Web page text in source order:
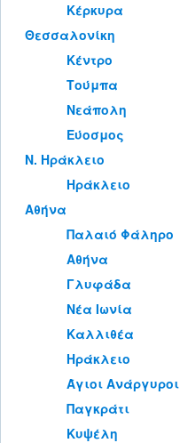
Κέρκυρα
Θεσσαλονίκη
Κέντρο
Τούμπα
Νεάπολη
Εύοσμος
Ν. Ηράκλειο
Ηράκλειο
Αθήνα
Παλαιό Φάληρο
Αθήνα
Γλυφάδα
Νέα Ιωνία
Καλλιθέα
Ηράκλειο
Άγιοι Ανάργυροι
Παγκράτι
Κυψέλη